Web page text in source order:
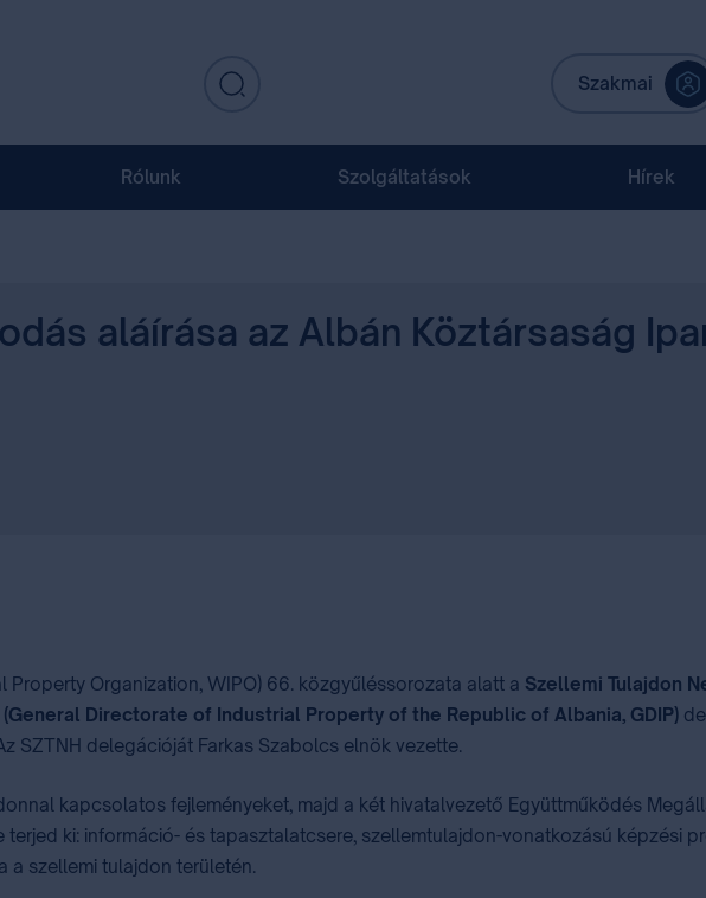
Szakmai
Rólunk Szolgáltatások Hírek
aláírása az Albán Köztársaság
Organization, WIPO) 66. közgyűléssorozata alatt a Szellemi Tulajdon
Directorate of Industrial Property of the Republic of Albania, GDIP)
SZTNH delegációját Farkas Szabolcs elnök vezette.
kapcsolatos fejleményeket, majd a két hivatalvezető Együttműködés
ki: információ- és tapasztalatcsere, szellemtulajdon-vonatkozású képzési
a szellemi tulajdon területén.